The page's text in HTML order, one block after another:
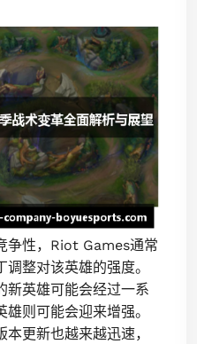
争性，Riot Games通常
整对该英雄的强度。
新英雄可能会经过一系
则可能会迎来增强。
更新也越来越迅速，